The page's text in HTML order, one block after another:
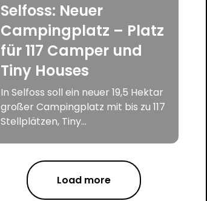
Selfoss: Neuer
Campingplatz – Platz
für 117 Camper und
Tiny Houses
In Selfoss soll ein neuer 19,5 Hektar
großer Campingplatz mit bis zu 117
Stellplätzen, Tiny...
Load more